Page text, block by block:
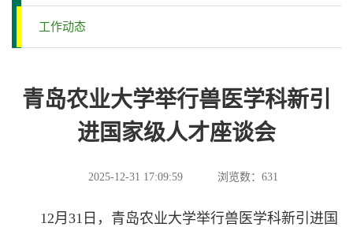
工作动态
青岛农业大学举行兽医学科新引
进国家级人才座谈会
2025-12-31 17:09:59 浏览数： 631
12月31日，青岛农业大学举行兽医学科新引进国